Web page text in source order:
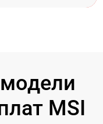
MSI